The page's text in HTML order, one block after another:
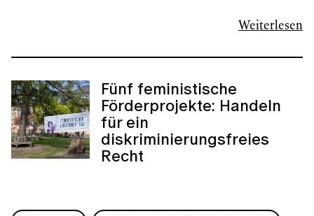
Weiterlesen
Fünf feministische
Förderprojekte: Handeln
für ein
diskriminierungsfreies
Recht